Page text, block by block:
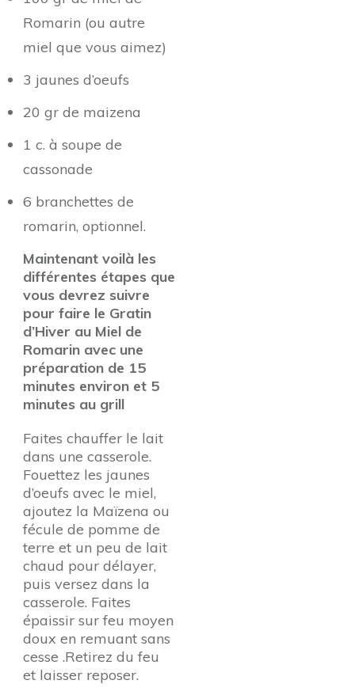
Romarin (ou autre
miel que vous aimez)
3 jaunes d’oeufs
20 gr de maizena
1 c. à soupe de
cassonade
6 branchettes de
romarin, optionnel.
Maintenant voilà les
différentes étapes que
vous devrez suivre
pour faire le Gratin
d’Hiver au Miel de
Romarin avec une
préparation de 15
minutes environ et 5
minutes au grill
Faites chauffer le lait
dans une casserole.
Fouettez les jaunes
d’oeufs avec le miel,
ajoutez la Maïzena ou
fécule de pomme de
terre et un peu de lait
chaud pour délayer,
puis versez dans la
casserole. Faites
épaissir sur feu moyen
doux en remuant sans
cesse .Retirez du feu
et laisser reposer.